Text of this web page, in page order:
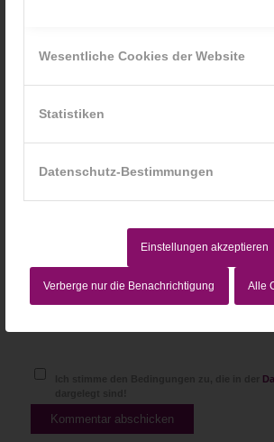
Wesentliche Cookies der Website
Statistiken
Datenschutz-Bestimmungen
Einstellungen akzeptieren
Verberge nur die Benachrichtigung Alle
E-